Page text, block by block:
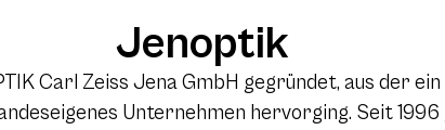
Jenoptik
Carl Zeiss Jena GmbH gegründet, aus der
Unternehmen hervorging. Seit